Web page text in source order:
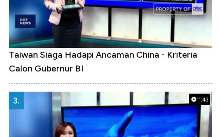
Taiwan Siaga Hadapi Ancaman China - Kriteria
Calon Gubernur BI
11:43
3.